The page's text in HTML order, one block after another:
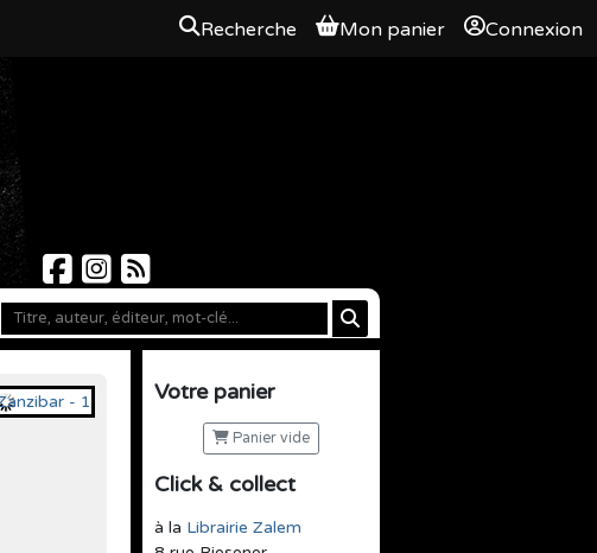
Recherche Mon panier Connexion
Votre panier
Panier vide
Click & collect
à la Librairie Zalem